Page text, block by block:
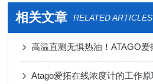
相关文章 RELATED ARTICLES